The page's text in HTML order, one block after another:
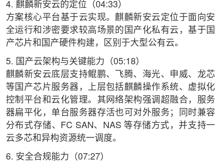
4. 麒麟新安云的定位（04:33）
方案核心平台基于云实现。麒麟新安云定位于面向安
全运行和涉密要求较高场景的国产化私有云，基于国
产芯片和国产硬件构建，区别于大型公有云。
5. 国产云架构与关键能力（05:18）
麒麟新安云底层支持鲲鹏、飞腾、海光、申威、龙芯
等国产芯片服务器，上层包括麒麟操作系统、虚拟化
控制平台和云化管理。其网络架构强调超融合，服务
器扁平化，单台服务器存活也可对外服务；同时兼容
分布式存储、FC SAN、NAS 等存储方式，并支持一
云多芯和异构资源统一调度。
6. 安全合规能力（07:27）